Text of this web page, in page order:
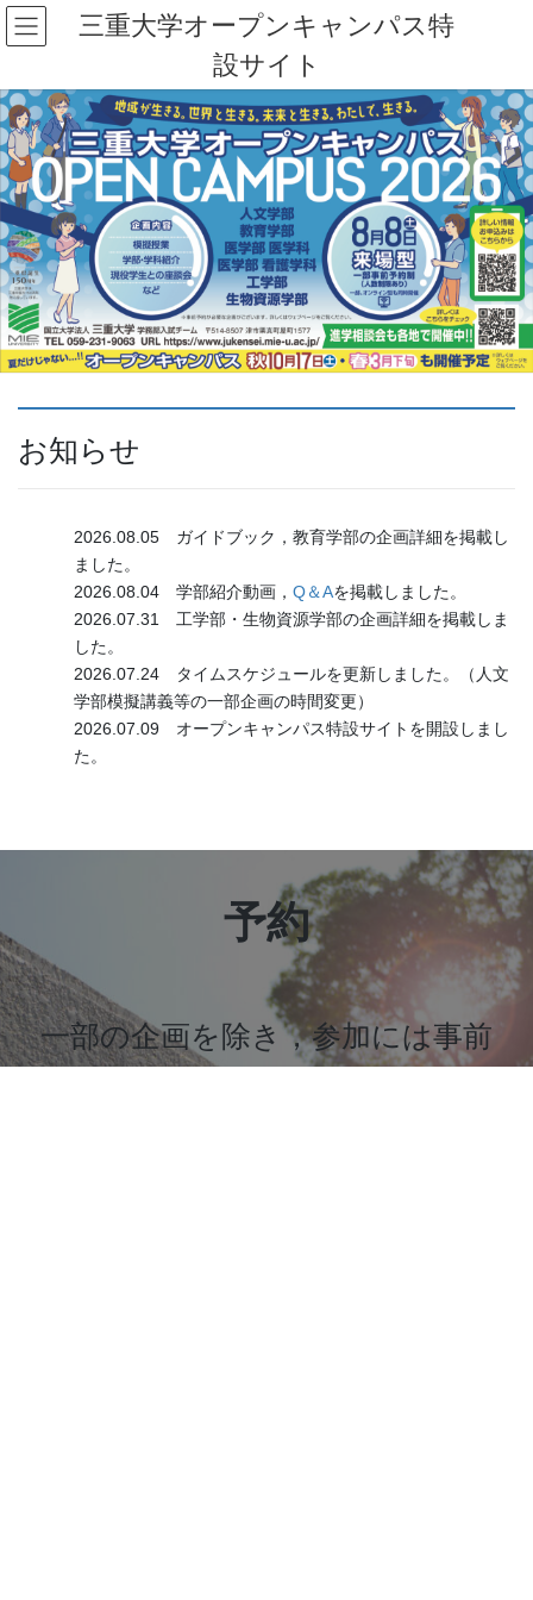
コ
ン
ン
ツ
へ
ス
キ
ッ
プ
ナ
ビ
ー
シ
ョ
ン
に
移
動
三重大学オープンキャンパス特
設サイト
お知らせ
2026.08.05 ガイドブック，教育学部の企画詳細を掲載し
ました。
2026.08.04 学部紹介動画，Q＆Aを掲載しました。
2026.07.31 工学部・生物資源学部の企画詳細を掲載しま
した。
2026.07.24 タイムスケジュールを更新しました。（人文
学部模擬講義等の一部企画の時間変更）
2026.07.09 オープンキャンパス特設サイトを開設しまし
た。
予約
一部の企画を除き，参加には事前